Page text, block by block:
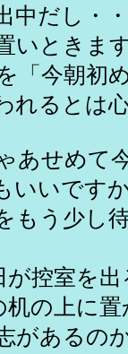
中だし・
いときま
「今朝初
れるとは
せめて
いいです
もう少し
控室を
机の上に
があるの